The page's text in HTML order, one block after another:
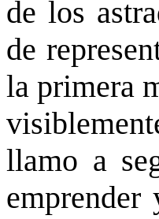
de los
de
la primera
llamo a
emprender